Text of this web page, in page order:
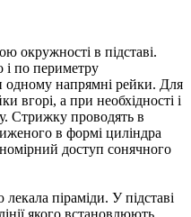
окружності в підставі.
і по периметру
одному напрямні рейки. Для
вгорі, а при необхідності і
Стрижку проводять в
в формі циліндра
доступ сонячного
піраміди. У підставі